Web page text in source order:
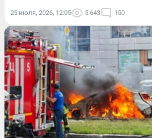
25 июля, 2026, 12:05 5 643 150